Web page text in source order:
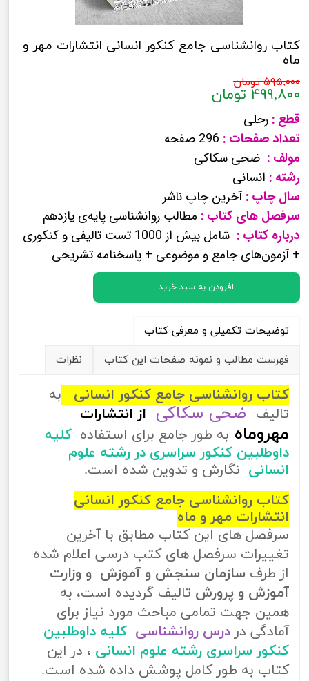
کتاب روانشناسی جامع کنکور انسانی انتشارات مهر و
ماه
۵۹۵,۰۰۰ تومان
۴۹۹,۸۰۰ تومان
قطع : رحلی
تعداد صفحات :
مولف : ضحی سکاکی
رشته : انسانی
سال چاپ :آخرین چاپ ناشر
سرفصل های کتاب : مطالب روانشناسی پایه‌ی یازدهم
درباره کتاب :
شامل بیش از 1000 تست تالیفی و کنکوری
+ آزمون‌های جامع و موضوعی + پاسخنامه تشریحی
افزودن به سبد خرید
توضیحات تکمیلی و معرفی کتاب
فهرست مطالب و نمونه صفحات این کتاب
نظرات
کتاب روانشناسی جامع کنکور انسانی به
تالیف ضحی سکاکی از انتشارات
مهروماه به طور جامع برای استفاده کلیه
داوطلبین کنکور سراسری در رشته علوم
انسانی نگارش و تدوین شده است.
کتاب روانشناسی جامع کنکور انسانی
انتشارات مهر و ماه
سرفصل های این کتاب مطابق با آخرین
تغییرات سرفصل های کتب درسی اعلام شده
از طرف سازمان سنجش و آموزش و وزارت
آموزش و پرورش تالیف گردیده است، به
همین جهت تمامی مباحث مورد نیاز برای
آمادگی در درس روانشناسی کلیه داوطلبین
کنکور سراسری رشته علوم انسانی ، در این
کتاب به طور کامل پوشش داده شده است.